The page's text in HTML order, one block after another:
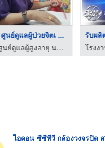
ศูนย์ดูแลผู้ป่วยจิตเ ...
ศูนย์ดูแลผู้สูงอายุ นนทบุรี
ไอคอน ซีซีทีวี กล้องวงจรปิด